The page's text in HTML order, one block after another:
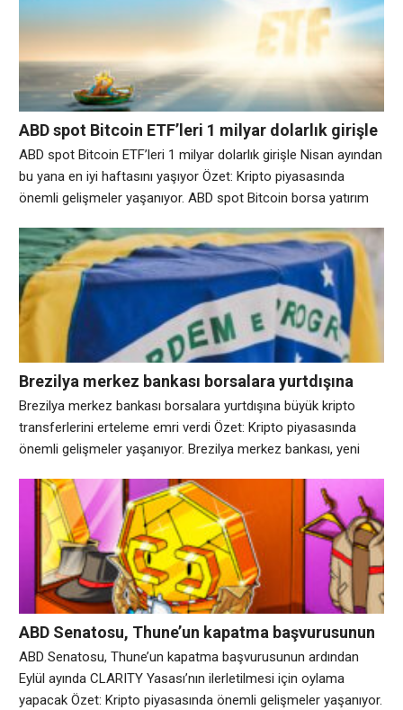
olan talebi 2026’nın ilk yarısında iki kattan fazla arttı.
Perakendeci M.Video, pazarındaki birim satışların ikinci
çeyrekte ilk çeyreğe göre %107 arttığını,
ABD spot Bitcoin ETF’leri 1 milyar dolarlık girişle
Nisan ayından bu yana en iyi haftasını yaşıyor
ABD spot Bitcoin ETF’leri 1 milyar dolarlık girişle Nisan ayından
bu yana en iyi haftasını yaşıyor Özet: Kripto piyasasında
önemli gelişmeler yaşanıyor. ABD spot Bitcoin borsa yatırım
toparlandı ve dijital varlık düzenlemeleri ve kripto paranın kendi
kendine saklanmasının güvenliği konusundaki belirsizlik devam
ederken bile, aylarca süren
Brezilya merkez bankası borsalara yurtdışına
büyük kripto transferlerini erteleme emri verdi
Brezilya merkez bankası borsalara yurtdışına büyük kripto
transferlerini erteleme emri verdi Özet: Kripto piyasasında
önemli gelişmeler yaşanıyor. Brezilya merkez bankası, yeni
borsalarının yabancı platformlara ve kendi saklama
cüzdanlarına bazı müşteri transferlerini 24 saate kadar
geciktirmesini talep edecek. Gereklilik, 7 Ağustos’ta yayınlanan
BCB No. 584/2026 Kararı uyarınca 1 Ocak
ABD Senatosu, Thune’un kapatma başvurusunun
ardından Eylül ayında CLARITY Yasası’nın
ilerletilmesi için oylama yapacak
ABD Senatosu, Thune’un kapatma başvurusunun ardından
Eylül ayında CLARITY Yasası’nın ilerletilmesi için oylama
yapacak Özet: Kripto piyasasında önemli gelişmeler yaşanıyor.